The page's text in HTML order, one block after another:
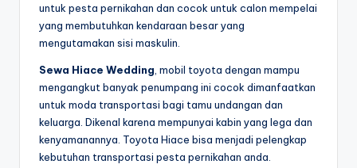
untuk pesta pernikahan dan cocok untuk calon mempelai
yang membutuhkan kendaraan besar yang
mengutamakan sisi maskulin.
Sewa Hiace Wedding , mobil toyota dengan mampu
mengangkut banyak penumpang ini cocok dimanfaatkan
untuk moda transportasi bagi tamu undangan dan
keluarga. Dikenal karena mempunyai kabin yang lega dan
kenyamanannya. Toyota Hiace bisa menjadi pelengkap
kebutuhan transportasi pesta pernikahan anda.